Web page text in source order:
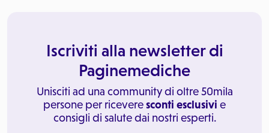
Iscriviti alla newsletter di
Paginemediche
Unisciti ad una community di oltre 50mila
persone per riceveresconti esclusivi e
consigli di salute dai nostri esperti.